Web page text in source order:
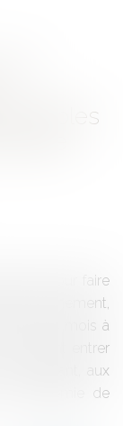
pour faire
de trois mois à
pouvant entrer
adaptant, aux
l'épidémie de